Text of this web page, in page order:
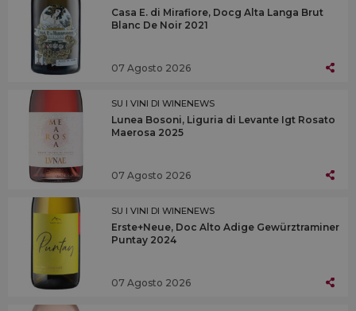
Casa E. di Mirafiore, Docg Alta Langa Brut
Blanc De Noir 2021
07 Agosto 2026
SU I VINI DI WINENEWS
Lunea Bosoni, Liguria di Levante Igt Rosato
Maerosa 2025
07 Agosto 2026
SU I VINI DI WINENEWS
Erste+Neue, Doc Alto Adige Gewürztraminer
Puntay 2024
07 Agosto 2026